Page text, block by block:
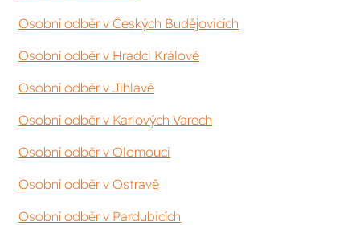
Osobní odběr v Českých Budějovicích
Osobní odběr v Hradci Králové
Osobní odběr v Jihlavě
Osobní odběr v Karlových Varech
Osobní odběr v Olomouci
Osobní odběr v Ostravě
Osobní odběr v Pardubicích